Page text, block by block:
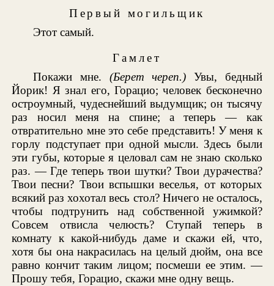
Первый могильщик
Этот самый.
Гамлет
Покажи мне. (Берет череп.) Увы, бедный
Йорик! Я знал его, Горацио; человек бесконечно
остроумный, чудеснейший выдумщик; он тысячу
раз носил меня на спине; а теперь — как
отвратительно мне это себе представить! У меня к
горлу подступает при одной мысли. Здесь были
эти губы, которые я целовал сам не знаю сколько
раз. — Где теперь твои шутки? Твои дурачества?
Твои песни? Твои вспышки веселья, от которых
всякий раз хохотал весь стол? Ничего не осталось,
чтобы подтрунить над собственной ужимкой?
Совсем отвисла челюсть? Ступай теперь в
комнату к какой-нибудь даме и скажи ей, что,
хотя бы она накрасилась на целый дюйм, она все
равно кончит таким лицом; посмеши ее этим. —
Прошу тебя, Горацио, скажи мне одну вещь.